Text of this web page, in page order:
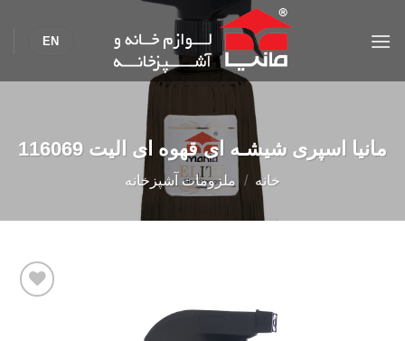
EN
مانیا اسپری شیشـه ای قهوه ای الیت 116069
خانه / ملزومات آشپزخانه